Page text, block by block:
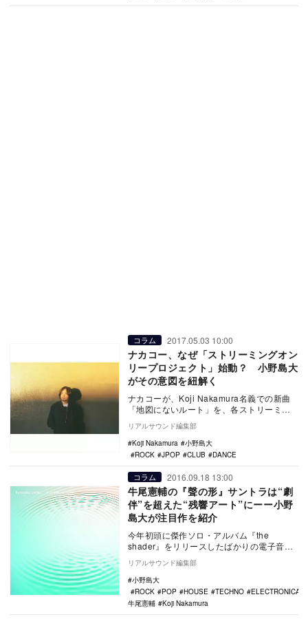
コラム 2017.05.03 10:00
ナカコー、なぜ「ストリーミングオン
リープロジェクト」始動？ 小野島大
がその意図を紐解く
ナカコーが、Koji Nakamura名義での新曲
「地図にないルート」を、各ストリーミン
グ・サイト限定でリリースした。自動車メ
ー…
リアルサウンド編集部
Koji Nakamura
小野島大
ROCK
JPOP CLUB DANCE
コラム 2016.09.18 13:00
牛尾憲輔の『聲の形』サントラは“劇
伴”を超えた“残響アート”にーー小野
島大が注目作を紹介
今年初頭に傑作ソロ・アルバム『the
shader』をリリースしたばかりの電子音楽
家agraphこと牛尾憲輔が、京都アニメーシ
ョ…
リアルサウンド編集部
小野島大
ROCK
POP HOUSE TECHNO
ELECTRONICA
牛尾憲輔
Koji Nakamura